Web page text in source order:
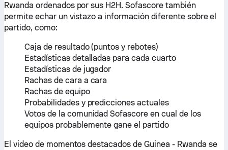
Rwanda ordenados por sus H2H. Sofascore también
permite echar un vistazo a información diferente sobre el
partido, como:
Caja de resultado (puntos y rebotes)
Estadísticas detalladas para cada cuarto
Estadísticas de jugador
Rachas de cara a cara
Rachas de equipo
Probabilidades y predicciones actuales
Votos de la comunidad Sofascore en cual de los
equipos probablemente gane el partido
El video de momentos destacados de Guinea - Rwanda se